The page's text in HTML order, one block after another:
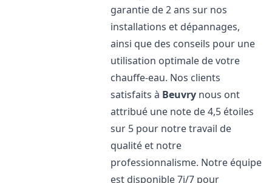
garantie de 2 ans sur nos
installations et dépannages,
ainsi que des conseils pour une
utilisation optimale de votre
chauffe-eau. Nos clients
satisfaits à Beuvry nous ont
attribué une note de 4,5 étoiles
sur 5 pour notre travail de
qualité et notre
professionnalisme. Notre équipe
est disponible 7j/7 pour